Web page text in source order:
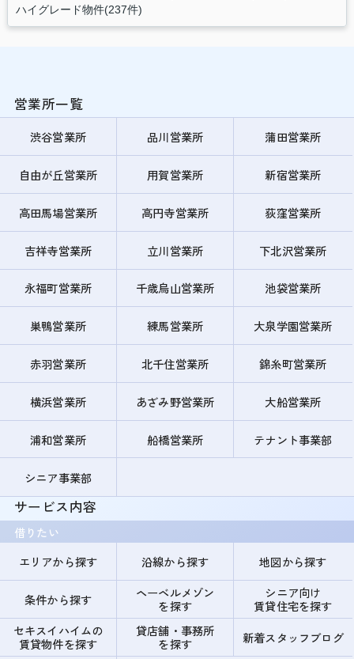
ハイグレード物件(237件)
営業所一覧
渋谷営業所 品川営業所 蒲田営業所
自由が丘営業所 用賀営業所 新宿営業所
高田馬場営業所 高円寺営業所 荻窪営業所
吉祥寺営業所 立川営業所 下北沢営業所
永福町営業所 千歳烏山営業所 池袋営業所
巣鴨営業所 練馬営業所 大泉学園営業所
赤羽営業所 北千住営業所 錦糸町営業所
横浜営業所 あざみ野営業所 大船営業所
浦和営業所 船橋営業所 テナント事業部
シニア事業部
サービス内容
借りたい
エリアから探す
沿線から探す 地図から探す
条件から探す
ヘーベルメゾン
を探す
シニア向け
賃貸住宅を探す
セキスイハイムの
賃貸物件を探す
貸店舗・事務所
を探す
新着スタッフブログ